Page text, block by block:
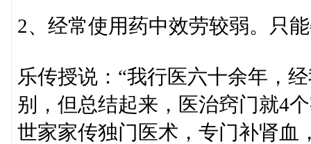
2、经常使用药中效劳较弱。只
乐传授说：“我行医六十余年，
别，但总结起来，医治窍门就4
世家家传独门医术，专门补肾血